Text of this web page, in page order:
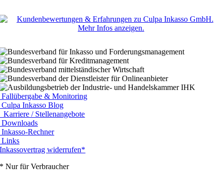
Fallübergabe & Monitoring
Culpa Inkasso Blog
Karriere / Stellenangebote
Downloads
Inkasso-Rechner
Links
Inkassovertrag widerrufen*
* Nur für Verbraucher